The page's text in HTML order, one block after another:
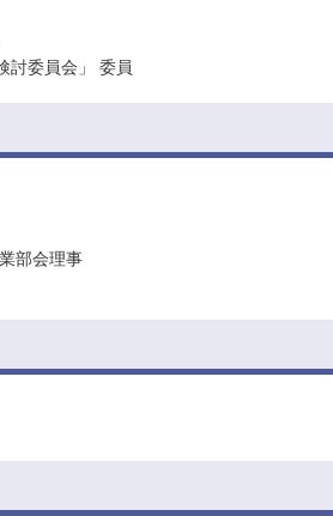
討委員会」 委員
部会理事